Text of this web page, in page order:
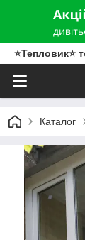
⭐Тепловик⭐
Каталог